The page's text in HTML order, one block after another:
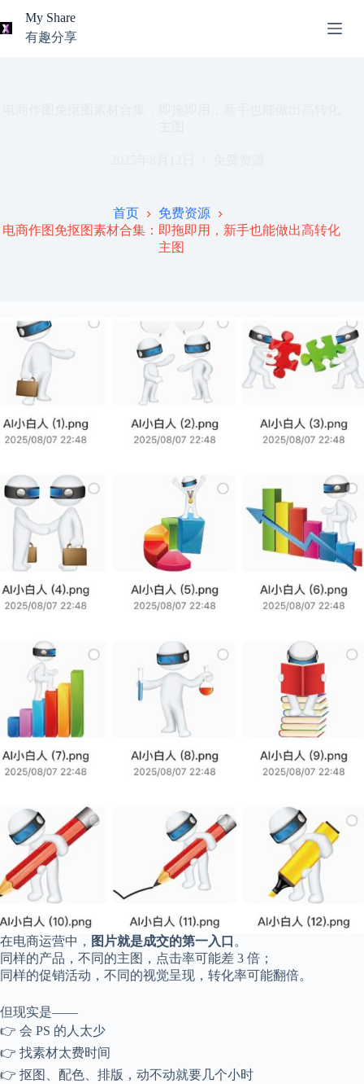
过
站
分
我
源
分
享
隐
私
政
策
h
s
c
a
l
A
d
r
e
s
0
4
N
o
r
h
C
a
r
d
i
My Share
有趣分享
首页
免费资源
电商作图免抠图素材合集：即拖即用，新手也能做出高转化
主图
在电商运营中， 图片就是成交的第一入口 。
同样的产品，不同的主图，点击率可能差 3 倍；
同样的促销活动，不同的视觉呈现，转化率可能翻倍。
但现实是——
👉 会 PS 的人太少
👉 找素材太费时间
👉 抠图、配色、排版，动不动就要几个小时